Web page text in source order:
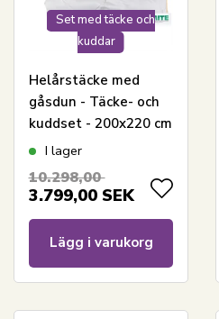
Set med täcke och
kuddar
Helårstäcke med
gåsdun - Täcke- och
kuddset - 200x220 cm
+ Två kuddar 60x63
gåsdunstäcke
I lager
10.298,00
3.799,00 SEK
Lägg i varukorg